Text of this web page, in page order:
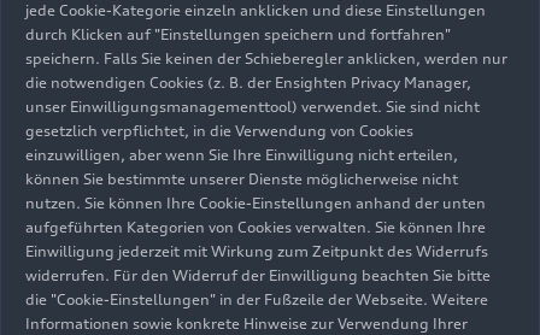
Das Konzept besteht aus einer
außergewöhnlichen Mischung, die an eine
Kunstgalerie und ein Technologiezentrum
erinnert und soll die Philosophie von Audi
transportieren: emotionale Ästhetik in
Verbindung mit Technologie, die den Menschen in
den Mittelpunkt stellt. Kund_innen können in der
Ausstellung die Geschichte und Technologie von
Audi kennenlernen. Zudem lässt sich die Kultur
von Shanghai, der größten Stadt in der
Volksrepublik China, entdecken. Die Atmosphäre
jede Cookie-Kategorie einzeln anklicken und diese Einstellungen
durch Klicken auf "Einstellungen speichern und fortfahren"
speichern. Falls Sie keinen der Schieberegler anklicken, werden nur
die notwendigen Cookies (z. B. der Ensighten Privacy Manager,
unser Einwilligungsmanagementtool) verwendet. Sie sind nicht
gesetzlich verpflichtet, in die Verwendung von Cookies
einzuwilligen, aber wenn Sie Ihre Einwilligung nicht erteilen,
können Sie bestimmte unserer Dienste möglicherweise nicht
nutzen. Sie können Ihre Cookie-Einstellungen anhand der unten
aufgeführten Kategorien von Cookies verwalten. Sie können Ihre
Einwilligung jederzeit mit Wirkung zum Zeitpunkt des Widerrufs
widerrufen. Für den Widerruf der Einwilligung beachten Sie bitte
die "Cookie-Einstellungen" in der Fußzeile der Webseite. Weitere
Informationen sowie konkrete Hinweise zur Verwendung Ihrer